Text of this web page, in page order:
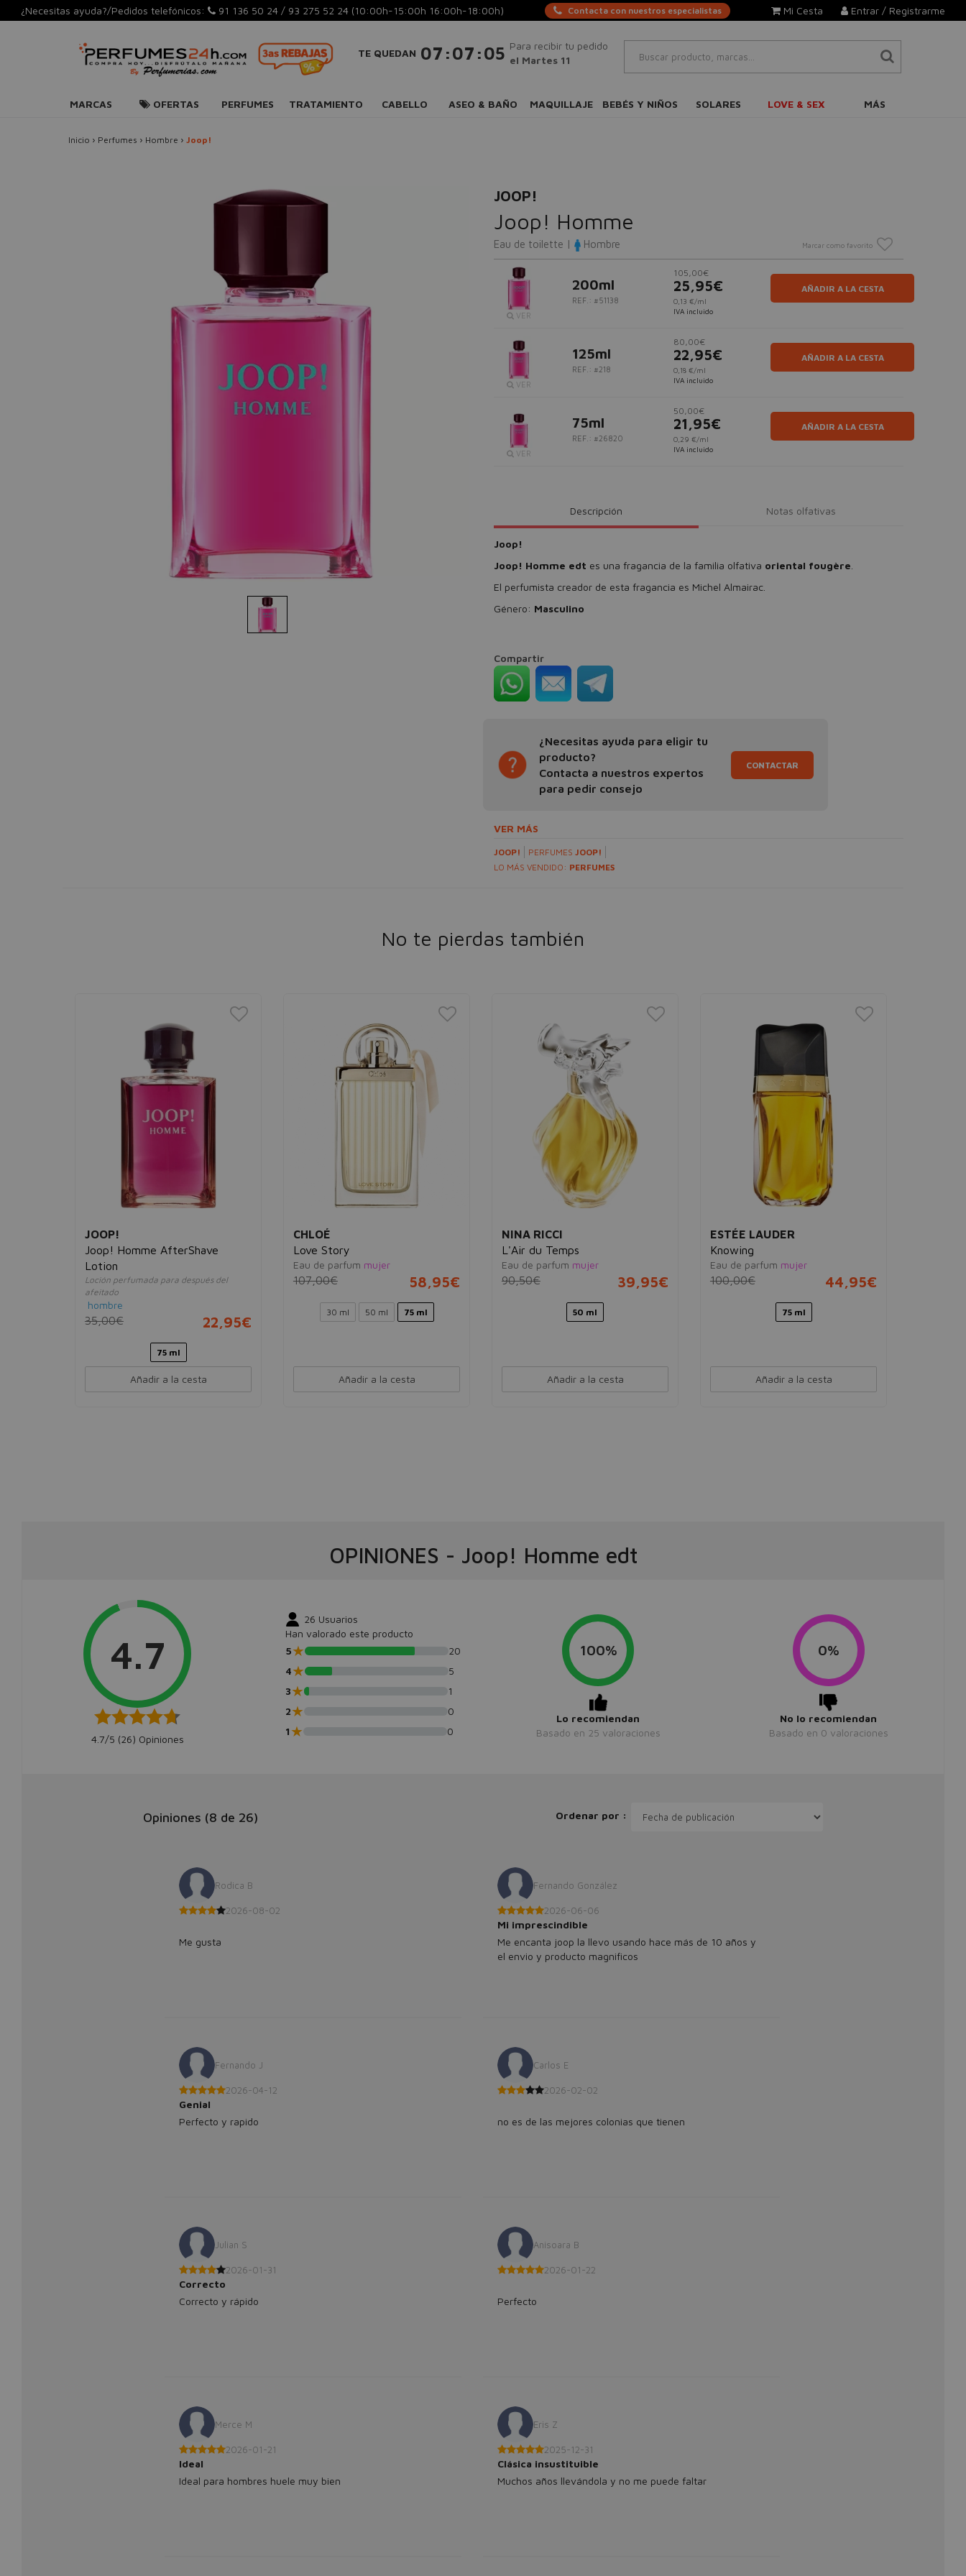
¿Necesitas ayuda?/Pedidos telefónicos: 91 136 50 24 / 93 275 52 24 (10:00h-15:00h 16:00h-18:00h) Contacta con nuestros especialistas Entrar / Registrarme
Mi Cesta
TE QUEDAN 07 :07 :04 Para recibir tu pedido
el Martes 11
MARCAS OFERTAS PERFUMES TRATAMIENTO CABELLO ASEO & BAÑO MAQUILLAJE BEBÉS Y NIÑOS SOLARES LOVE & SEX MÁS
Inicio › Perfumes › Hombre › Joop!
JOOP!
Joop! Homme
Eau de toilette | Hombre Marcar como favorito
VER
200ml
REF.: #51138
105,00€
25,95€
0,13 €/ml
IVA incluido
AÑADIR A LA CESTA
VER
125ml
REF.: #218
80,00€
22,95€
0,18 €/ml
IVA incluido
AÑADIR A LA CESTA
VER
75ml
REF.: #26820
50,00€
21,95€
0,29 €/ml
IVA incluido
AÑADIR A LA CESTA
Descripción Notas olfativas
Joop!
Joop! Homme edt es una fragancia de la familia olfativa oriental fougère
El perfumista creador de esta fragancia es Michel Almairac.
Género: Masculino
Compartir
¿Necesitas ayuda para eligir tu
producto?
Contacta a nuestros expertos
para pedir consejo
CONTACTAR
VER MÁS
JOOP! PERFUMES JOOP!
LO MÁS VENDIDO: PERFUMES
No te pierdas también
JOOP!
Joop! Homme AfterShave
Lotion
Loción perfumada para después del
afeitado
hombre
35,00€ 22,95€
75 ml
Añadir a la cesta
CHLOÉ
Love Story
Eau de parfum mujer
107,00€ 58,95€
30 ml 50 ml 75 ml
Añadir a la cesta
NINA RICCI
L'Air du Temps
Eau de parfum mujer
90,50€ 39,95€
50 ml
Añadir a la cesta
ESTÉE LAUDER
Knowing
Eau de parfum mujer
100,00€ 44,95€
75 ml
Añadir a la cesta
OPINIONES - Joop! Homme edt
4.7
4.7/5 (26) Opiniones
26 Usuarios
Han valorado este producto
5★
20
4★
5
3★
1
2★
0
1★ 0
100%
Lo recomiendan
Basado en 25 valoraciones
0%
No lo recomiendan
Basado en 0 valoraciones
Opiniones (8 de 26) Ordenar por :
Rodica B
2026-08-02
Me gusta
Fernando González
2026-06-06
Mi imprescindible
Me encanta joop la llevo usando hace más de 10 años y
el envio y producto magnificos
Fernando J
2026-04-12
Genial
Perfecto y rapido
Carlos E
2026-02-02
no es de las mejores colonias que tienen
Julian S
2026-01-31
Correcto
Correcto y rápido
Anisoara B
2026-01-22
Perfecto
Merce M
2026-01-21
Ideal
Ideal para hombres huele muy bien
Eris Z
2025-12-31
Clásica insustituible
Muchos años llevándola y no me puede faltar